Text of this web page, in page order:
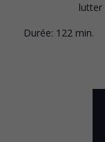
lutter
Durée: 122 min.